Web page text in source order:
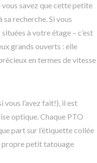
savez que cette petite
recherche. Si vous
à votre étage – c’est
grands ouverts : elle
en termes de vitesse
l’avez fait!), il est
optique. Chaque PTO
part sur l’étiquette collée
propre petit tatouage